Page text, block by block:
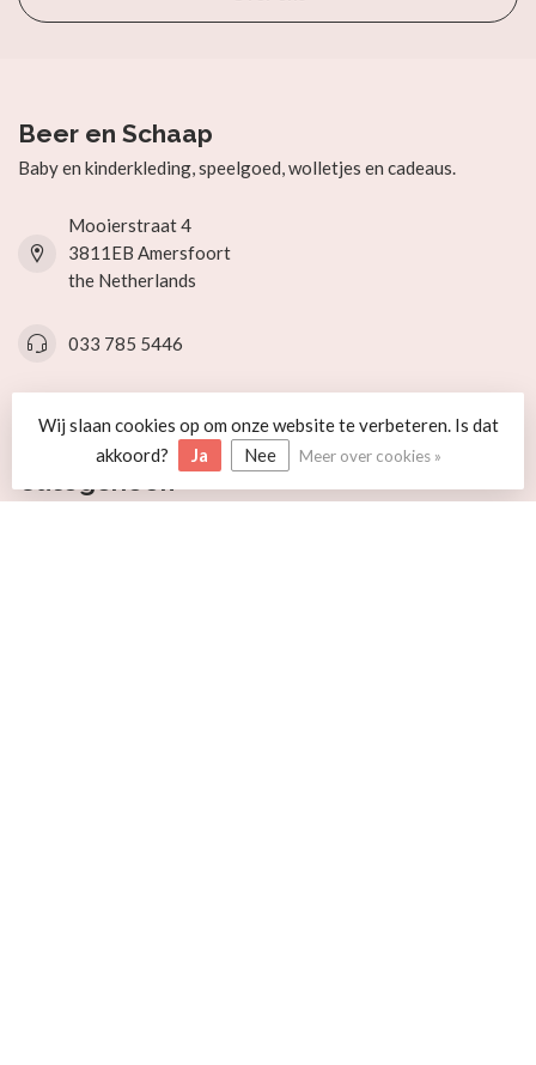
Beer en Schaap
Baby en kinderkleding, speelgoed, wolletjes en cadeaus.
Mooierstraat 4
3811EB Amersfoort
the Netherlands
033 785 5446
Categorieën
Wij slaan cookies op om onze website te verbeteren. Is dat
akkoord?
Ja Nee Meer over cookies »